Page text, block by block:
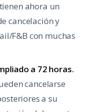
ahora un
cancelación y
F&B con muchas
a 72 horas.
cancelarse
a su